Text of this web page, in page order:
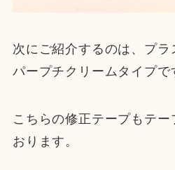
次にご紹介するのは、プラ
パープチクリームタイプで
こちらの修正テープもテー
おります。